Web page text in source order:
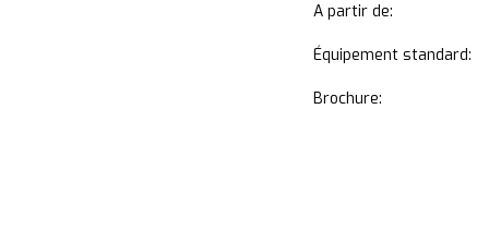
A partir de:
Équipement standard:
Brochure: